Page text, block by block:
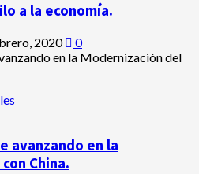
a la economía.
2020 0
avanzando en la
China.